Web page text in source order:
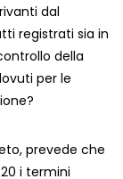
dal
registrati sia in
della
per le
prevede che
i termini